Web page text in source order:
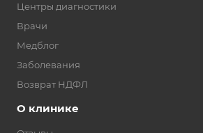
Центры диагностики
Врачи
Медблог
Заболевания
Возврат НДФЛ
О клинике